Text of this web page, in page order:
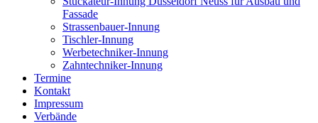
Fassade
Strassenbauer-Innung
Tischler-Innung
Werbetechniker-Innung
Zahntechniker-Innung
Termine
Kontakt
Impressum
Verbände